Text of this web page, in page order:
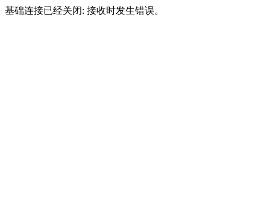
基础连接已经关闭: 接收时发生错误。